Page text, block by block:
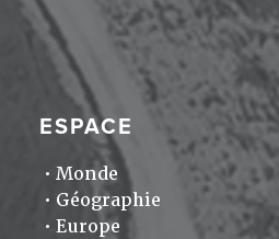
ESPACE
Monde
Géographie
Europe